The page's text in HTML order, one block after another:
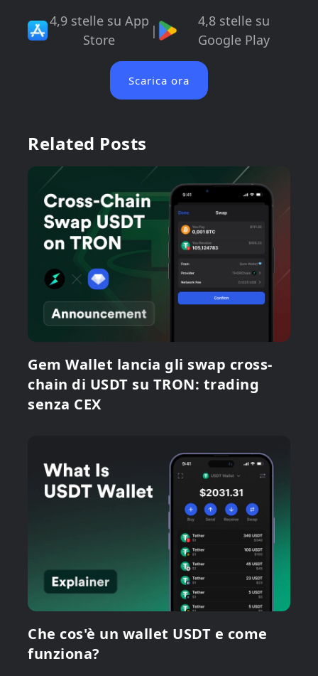
4,9 stelle su App
Store
|
4,8 stelle su
Google Play
Scarica ora
Related Posts
Gem Wallet lancia gli swap cross-
chain di USDT su TRON: trading
senza CEX
Che cos'è un wallet USDT e come
funziona?